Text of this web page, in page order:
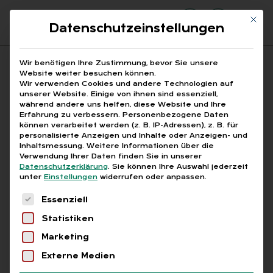
Suchfeld
Suchen
Breadcrumb-Navigation
STARTSEITE BEZUGSDAUER
Alle Bei­trä­ge mit dem
Schlag­wort „Be­zugs­
dau­er“
Mit
Datenschutzeinstellungen
Wir benötigen Ihre Zustimmung, bevor Sie unsere
Website weiter besuchen können.
Wir verwenden Cookies und andere Technologien auf
unserer Website. Einige von ihnen sind essenziell,
während andere uns helfen, diese Website und Ihre
Erfahrung zu verbessern. Personenbezogene Daten
können verarbeitet werden (z. B. IP-Adressen), z. B. für
personalisierte Anzeigen und Inhalte oder Anzeigen- und
Inhaltsmessung. Weitere Informationen über die
Verwendung Ihrer Daten finden Sie in unserer
Datenschutzerklärung. Sie können Ihre Auswahl jederzeit
unter Einstellungen widerrufen oder anpassen.
Es folgt eine Liste der Service-Gruppen, für
Essenziell
Statistiken
Marketing
Externe Medien